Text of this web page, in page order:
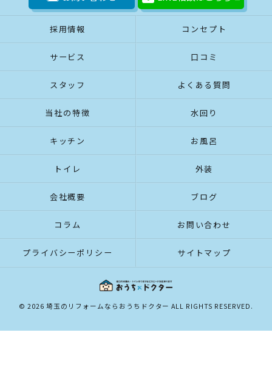
採用情報 コンセプト
サービス 口コミ
スタッフ よくある質問
当社の特徴 水回り
キッチン お風呂
トイレ 外装
会社概要 ブログ
コラム お問い合わせ
プライバシーポリシー サイトマップ
© 2026 埼玉のリフォームならおうちドクター ALL RIGHTS RESERVED.